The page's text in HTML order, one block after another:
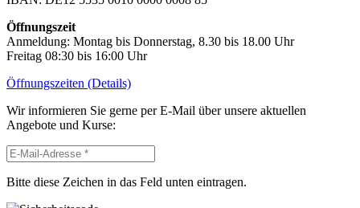
Öffnungszeit
Anmeldung: Montag bis Donnerstag, 8.30 bis 18.00 Uhr
Freitag 08:30 bis 16:00 Uhr
Öffnungszeiten (Details)
Wir informieren Sie gerne per E-Mail über unsere aktuellen
Angebote und Kurse:
Bitte diese Zeichen in das Feld unten eintragen.